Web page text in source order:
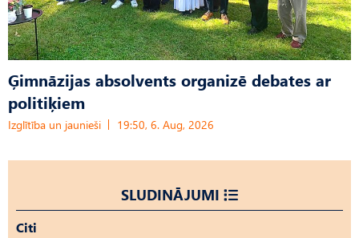
Ģimnāzijas absolvents organizē debates ar
politiķiem
Izglītība un jaunieši 19:50, 6. Aug, 2026
SLUDINĀJUMI
Citi